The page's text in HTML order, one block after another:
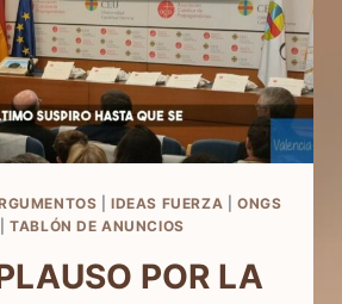
|IDEAS FUERZA |ONGS
|TABLÓN DE ANUNCIOS
POR LA